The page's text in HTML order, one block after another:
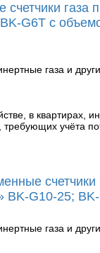
газа
G6T с
газа и
в квартирах,
учёта
счетчики
BK-G10-25;
газа и